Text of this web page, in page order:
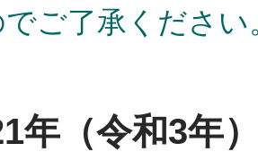
ご了承ください
年（令和3年